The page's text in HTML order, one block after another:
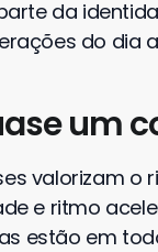
da
do dia
um
valorizam o
e ritmo
estão em